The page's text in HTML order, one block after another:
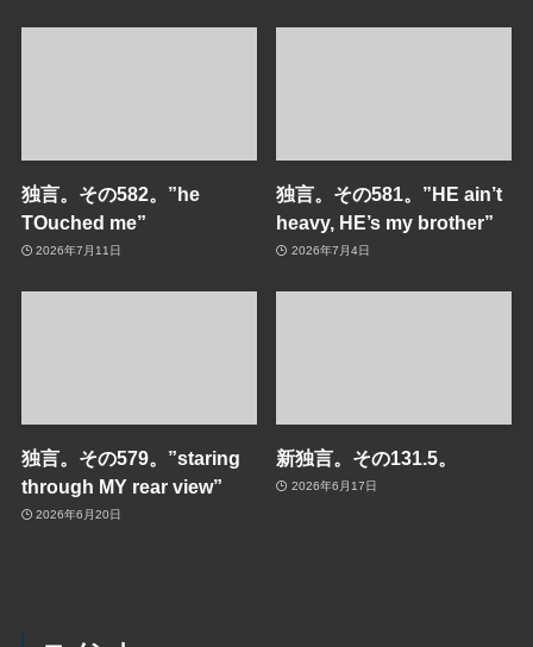
独言。その582。”he
TOuched me”
2026年7月11日
独言。その581。”HE ain’t
heavy, HE’s my brother”
2026年7月4日
独言。その579。”staring
through MY rear view”
2026年6月20日
新独言。その131.5。
2026年6月17日